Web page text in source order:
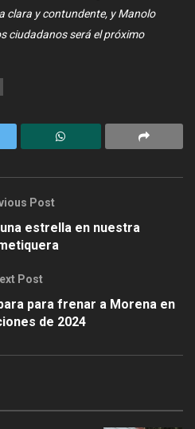
clara y contundente, y Manolo
ciudadanos será el próximo
Post
estrella en nuestra
Post
para frenar a Morena en
de 2024